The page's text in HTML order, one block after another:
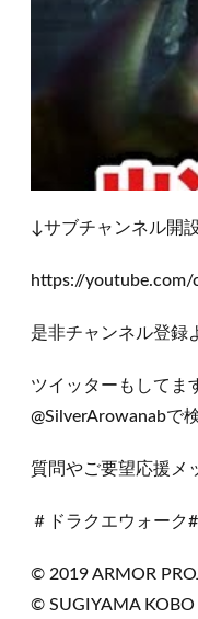
↓サブチャンネル開
https://youtube.com/
是非チャンネル登録
ツイッターもしてま
@SilverArowanabで
質問やご要望応援メ
＃ドラクエウォーク
© 2019 ARMOR
© SUGIYAMA KOBO